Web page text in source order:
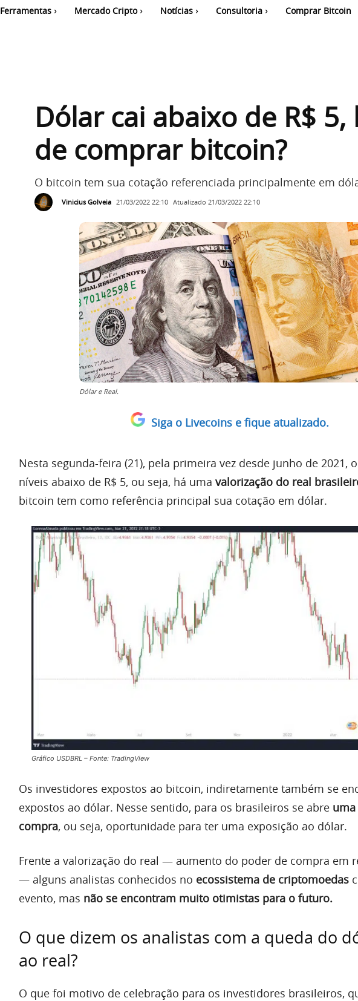
Ferramentas Mercado Cripto Notícias Consultoria Comprar Bitcoin
Dólar cai abaixo de R$ 5,
de comprar bitcoin?
O bitcoin tem sua cotação referenciada principalmente em
Vinicius Golveia 21/03/2022 22:10 Atualizado 21/03/2022 22:10
Dólar e Real.
Siga o Livecoins e fique atualizado.
Nesta segunda-feira (21), pela primeira vez desde junho de 2021,
níveis abaixo de R$ 5, ou seja, há uma valorização do real
bitcoin tem como referência principal sua cotação em dólar.
Gráfico USDBRL – Fonte: TradingView
Os investidores expostos ao bitcoin, indiretamente também se
expostos ao dólar. Nesse sentido, para os brasileiros se abre uma
compra, ou seja, oportunidade para ter uma exposição ao dólar.
Frente a valorização do real — aumento do poder de compra em
— alguns analistas conhecidos no ecossistema de criptomoedas
evento, mas não se encontram muito otimistas para o futuro.
O que dizem os analistas com a queda do
ao real?
O que foi motivo de celebração para os investidores brasileiros,